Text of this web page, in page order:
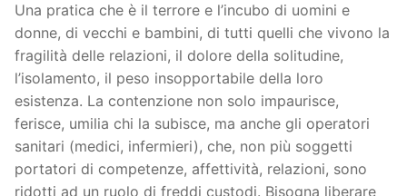
Una pratica che è il terrore e l’incubo di uomini e
donne, di vecchi e bambini, di tutti quelli che vivono la
fragilità delle relazioni, il dolore della solitudine,
l’isolamento, il peso insopportabile della loro
esistenza. La contenzione non solo impaurisce,
ferisce, umilia chi la subisce, ma anche gli operatori
sanitari (medici, infermieri), che, non più soggetti
portatori di competenze, affettività, relazioni, sono
ridotti ad un ruolo di freddi custodi. Bisogna liberare